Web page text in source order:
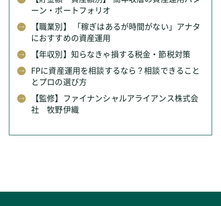
ーン・ポートフォリオ
【職業別】 「稼ぎはあるが時間がない」アナタ
におすすめの資産運用
【年収別】知らなきゃ損する税金・節税対策
FPに資産運用を相談するなら？相談できること
とプロの選び方
【監修】ファイナンシャルアライアンス株式会
社 牧野伊織